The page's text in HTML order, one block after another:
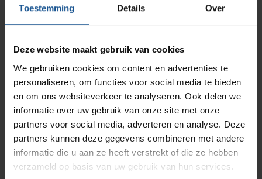
Toestemming Details Over
Deze website maakt gebruik van cookies
We gebruiken cookies om content en advertenties te
personaliseren, om functies voor social media te bieden
en om ons websiteverkeer te analyseren. Ook delen we
informatie over uw gebruik van onze site met onze
partners voor social media, adverteren en analyse. Deze
partners kunnen deze gegevens combineren met andere
informatie die u aan ze heeft verstrekt of die ze hebben
verzameld op basis van uw gebruik van hun services.
Aantal stuks
60
Accessoires
Naaldencontainer omdoos
Branche
Afvalinzamelaars, Laboratoria, Ziekenhuizen en klinieken,
Zorginstellingen
Breedte
148
Branches
Ziekenhuizen en klinieken
Solutions
RVS Werkplekinrichting
Modulaire Inrichtingssystemen
Productlijnen
Medische afvalverpakkingen
Infectiepreventie en hygiëne
Opslagmogelijkheden
Septodry
Metro
Zarges
AP Medical
Ons team
Klantcases
Vacatures